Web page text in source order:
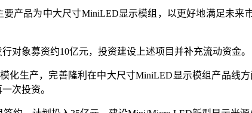
产品为中大尺寸MiniLED显示模组，以更好地满足未
对象募资约10亿元，投资建设上述项目并补充流动资金。
生产，完善隆利在中大尺寸MiniLED显示模组产品线
次投资。